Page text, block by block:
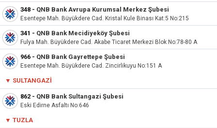
348 - QNB Bank Avrupa Kurumsal Merkez Şubesi
Esentepe Mah. Büyükdere Cad. Kristal Kule Binası Kat:5 No:215
341 - QNB Bank Mecidiyeköy Şubesi
Fulya Mah. Büyükdere Cad. Akabe Ticaret Merkezi Blok No:78-80 A
966 - QNB Bank Gayrettepe Şubesi
Esentepe Mah. Büyükdere Cad. Zincirlikuyu No:151 A
▼ SULTANGAZI
862 - QNB Bank Sultangazi Şubesi
Eski Edirne Asfaltı No:646
▼ TUZLA